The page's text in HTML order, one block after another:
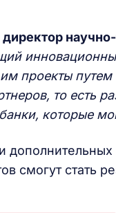
проекты
то есть
которые
смогут стать